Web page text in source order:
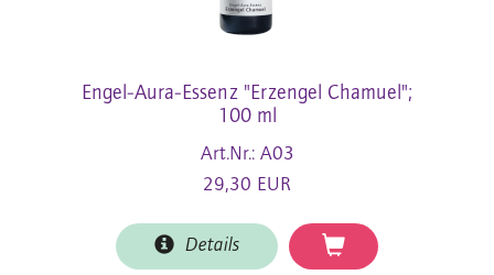
Engel-Aura-Essenz "Erzengel Chamuel";
100 ml
Art.Nr.: A03
29,30 EUR
Details